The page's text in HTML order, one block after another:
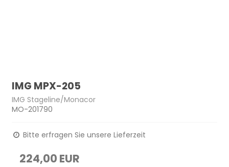
IMG MPX-205
IMG Stageline/Monacor
MO-201790
Bitte erfragen Sie unsere Lieferzeit
224,00 EUR